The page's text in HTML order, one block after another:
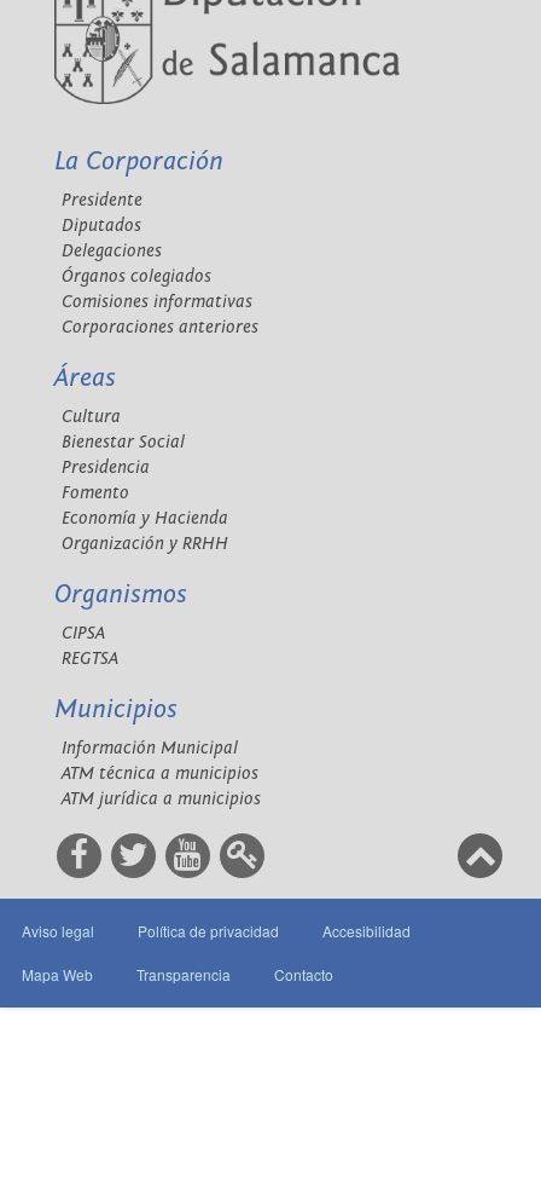
La Corporación
Presidente
Diputados
Delegaciones
Órganos colegiados
Comisiones informativas
Corporaciones anteriores
Áreas
Cultura
Bienestar Social
Presidencia
Fomento
Economía y Hacienda
Organización y RRHH
Organismos
CIPSA
REGTSA
Municipios
Información Municipal
ATM técnica a municipios
ATM jurídica a municipios
Aviso legal Política de privacidad Accesibilidad
Mapa Web Transparencia Contacto